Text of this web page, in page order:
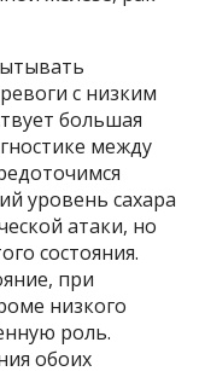
с низким
большая
между
уровень сахара
атаки, но
состояния.
при
низкого
роль.
обоих